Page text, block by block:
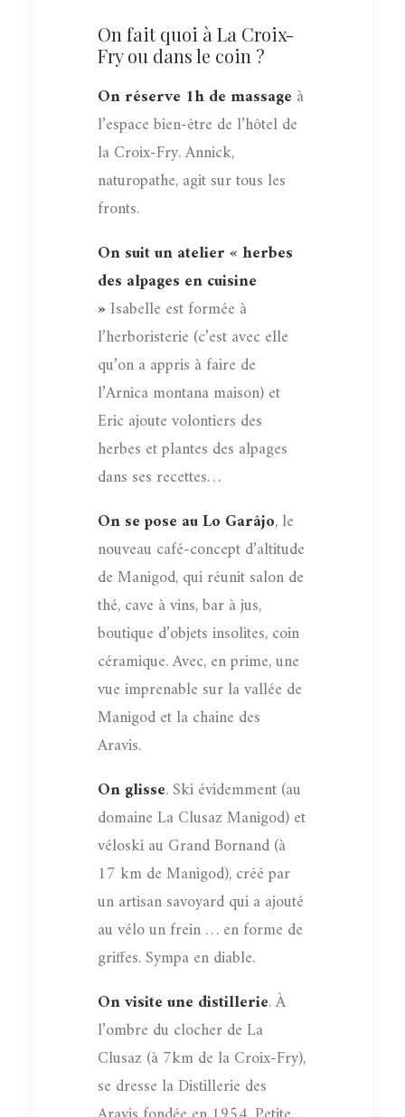
On fait quoi à La Croix-
Fry ou dans le coin ?
On réserve 1h de massage à
l’espace bien-être de l’hôtel de
la Croix-Fry. Annick,
naturopathe, agit sur tous les
fronts.
On suit un atelier « herbes
des alpages en cuisine
»Isabelle est formée à
l’herboristerie (c’est avec elle
qu’on a appris à faire de
l’Arnica montana maison) et
Eric ajoute volontiers des
herbes et plantes des alpages
dans ses recettes…
On se pose au Lo Garâjo, le
nouveau café-concept d’altitude
de Manigod, qui réunit salon de
thé, cave à vins, bar à jus,
boutique d’objets insolites, coin
céramique. Avec, en prime, une
vue imprenable sur la vallée de
Manigod et la chaine des
Aravis.
On glisse. Ski évidemment (au
domaine La Clusaz Manigod) et
véloski au Grand Bornand (à
17 km de Manigod), créé par
un artisan savoyard qui a ajouté
au vélo un frein … en forme de
griffes. Sympa en diable.
On visite une distillerie. À
l’ombre du clocher de La
Clusaz (à 7km de la Croix-Fry),
se dresse la Distillerie des